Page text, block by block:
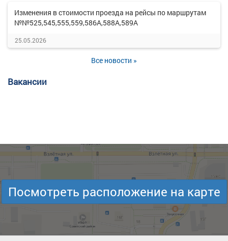
Изменения в стоимости проезда на рейсы по маршрутам
№№525,545,555,559,586А,588А,589А
25.05.2026
Все новости »
Вакансии
Посмотреть расположение на карте